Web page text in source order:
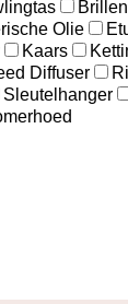
Olie
Kaars
Diffuser
Sleutelhanger